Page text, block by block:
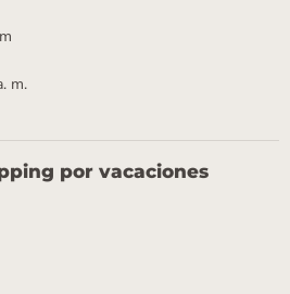
m.
por vacaciones